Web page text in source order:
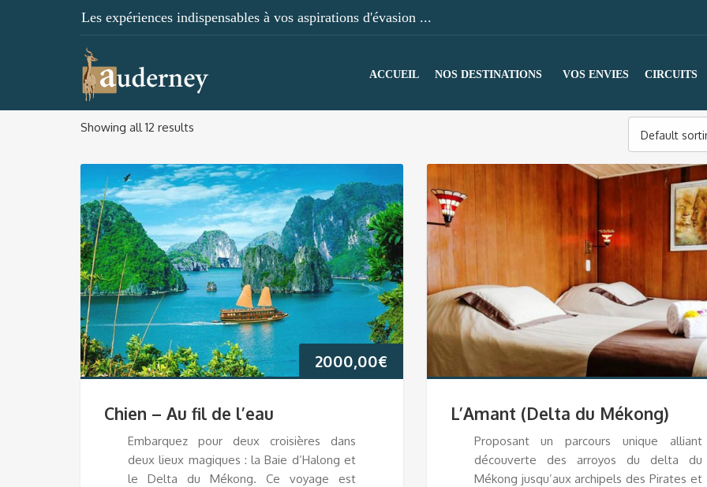
Les expériences indispensables à vos aspirations d'évasion ...
ACCUEIL NOS DESTINATIONS VOS ENVIES CIRCUITS
Showing all 12 results
Default
2000,00€
Chien – Au fil de l’eau
Embarquez pour deux croisières dans
deux lieux magiques : la Baie d’Halong et
le Delta du Mékong. Ce voyage est
L’Amant (Delta du Mékong)
Proposant un parcours unique alliant
découverte des arroyos du delta du
Mékong jusqu’aux archipels des Pirates et